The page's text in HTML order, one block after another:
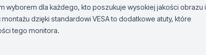
wyborem dla każdego, kto poszukuje wysokiej jakości obrazu i
dzięki standardowi VESA to dodatkowe atuty, które
tego monitora.